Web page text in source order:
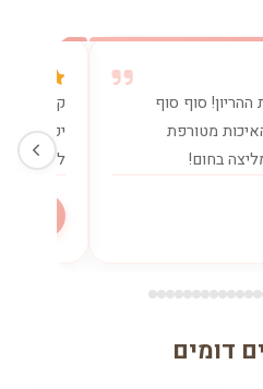
סוף סוף
מטורפת
בחום!
קניתי
יכולה
להנקה.
דומים